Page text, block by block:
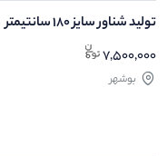
تولید شناور سایز 180 سانتیمتر
7,500,000
بوشهر